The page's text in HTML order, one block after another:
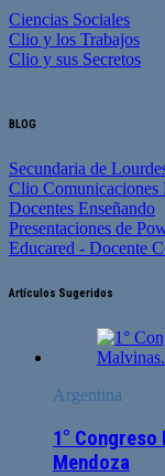
Ciencias Sociales
Clio y los Trabajos
Clio y sus Secretos
BLOG
Secundaria de
Clio Comunicaciones
Docentes Enseñando
Presentaciones de
Educared - Docente
Artículos Sugeridos
Argentina
1°
Mendoza